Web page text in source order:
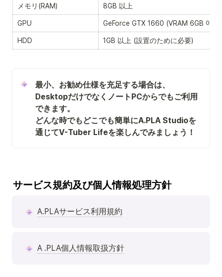
メモリ(RAM) 8GB 以上
GPU GeForce GTX 1660 (VRAM 6GB 이상)
HDD 1GB 以上 (設置のために必要)
最小、お勧め仕様を充足する場合は、
DesktopだけでなくノートPCからでもご利用
できます。
どんな時でもどこでも簡単にA.PLA Studioを
通じてV-Tuber Lifeを楽しんでみましょう！
サービス規約及び個人情報処理方針
A.PLAサービス利用規約
A .PLA個人情報取扱方針